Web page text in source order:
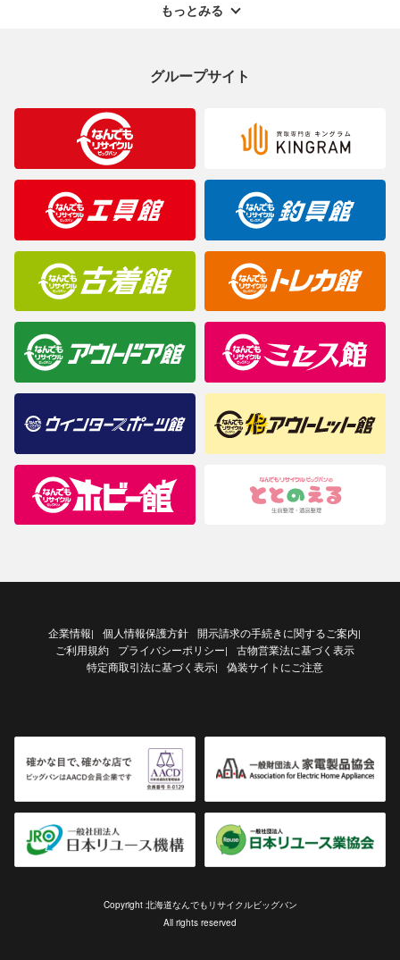
ご理解くださいますようお願い申し上げます。
合がございますのでご了承ください。
※表記したカラー名は、当社が判断した名称を掲載しています。
製造元が定めたカラー名と異なることもあります。色調などご不
明なことがありましたらご購入前にお問い合わせください。
商品について
もっとみる
グループサイト
企業情報| 個人情報保護方針 開示請求の手続きに関するご案内|
ご利用規約 プライバシーポリシー|
古物営業法に基づく表示
特定商取引法に基づく表示| 偽装サイトにご注意
Copyright 北海道なんでもリサイクルビッグバン
All rights reserved